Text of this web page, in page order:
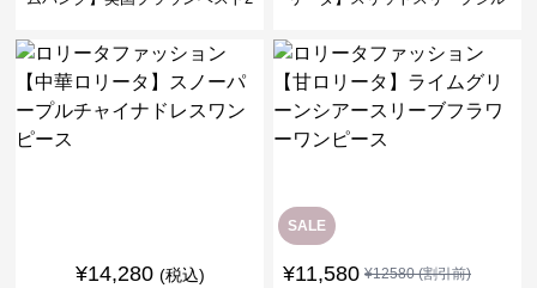
¥14,280 (税込)
SALE
¥11,580 ¥12580(割引前)